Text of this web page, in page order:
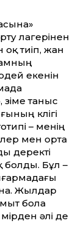
лагерінен
тиіп, жан
екенін
таныс
көлігі
– менің
мен орта
деректі
болды. Бұл –
Жылдар
бола
әлі де